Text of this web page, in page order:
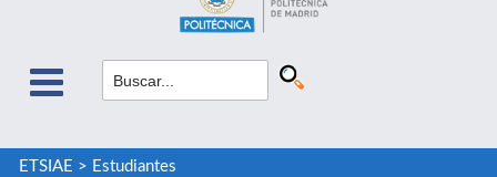
ETSIAE > Estudiantes